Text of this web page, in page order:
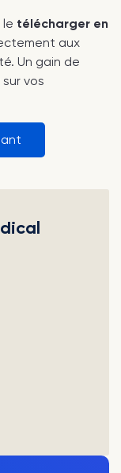
le télécharger en
aux
Un gain de
vos